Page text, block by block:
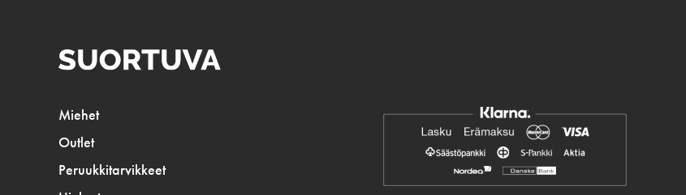
Miehet
Outlet
Peruukkitarvikkeet